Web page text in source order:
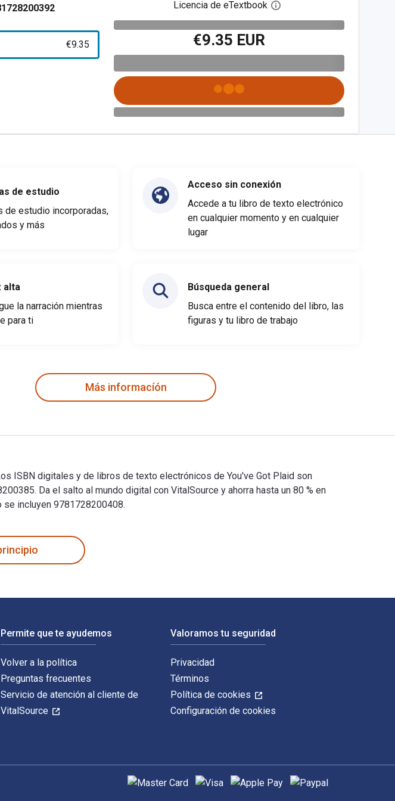
€9.35
Licencia de eTextbook Abre el cuadro de diálogo
€9.35 EUR
de estudio
de estudio incorporadas,
y más
alta
la narración mientras
para ti
Acceso sin conexión
Accede a tu libro de texto electrónico
en cualquier momento y en cualquier
lugar
Búsqueda general
Busca entre el contenido del libro, las
figuras y tu libro de trabajo
Más informacíón
ISBN digitales y de libros de texto electrónicos de You've Got Plaid son
Da el salto al mundo digital con VitalSource y ahorra hasta un 80 % en
incluyen 9781728200408.
Permite que te ayudemos
Volver a la política
Preguntas frecuentes
Servicio de atención al cliente de
VitalSource
Valoramos tu seguridad
Privacidad
Términos
Política de cookies
Configuración de cookies
Métodos de pago admitidos